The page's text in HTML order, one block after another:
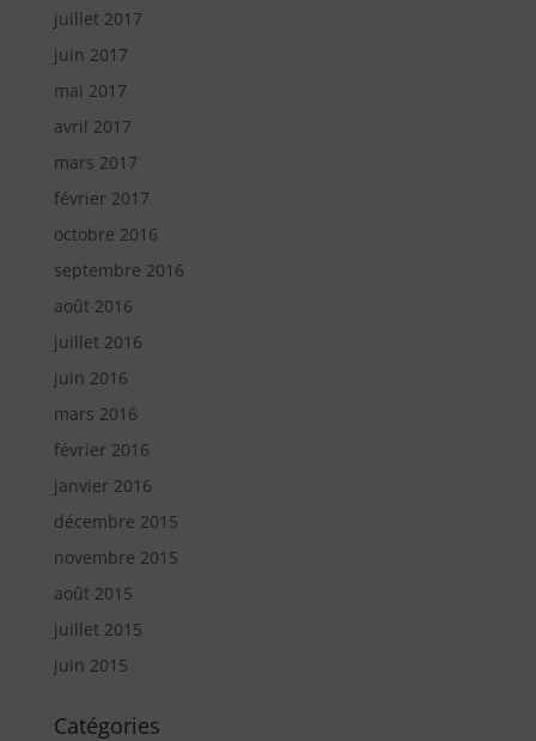
juillet 2017
juin 2017
mai 2017
avril 2017
mars 2017
février 2017
octobre 2016
septembre 2016
août 2016
juillet 2016
juin 2016
mars 2016
février 2016
janvier 2016
décembre 2015
novembre 2015
août 2015
juillet 2015
juin 2015
Catégories